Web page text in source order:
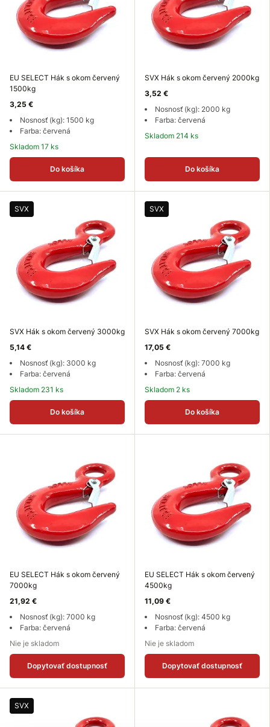
EU SELECT Hák s okom červený
1500kg
3,25 €
Nosnosť (kg): 1500 kg
Farba: červená
Skladom 17 ks
Do košíka
SVX Hák s okom červený 2000kg
3,52 €
Nosnosť (kg): 2000 kg
Farba: červená
Skladom 214 ks
Do košíka
SVX
SVX Hák s okom červený 3000kg
5,14 €
Nosnosť (kg): 3000 kg
Farba: červená
Skladom 231 ks
Do košíka
SVX
SVX Hák s okom červený 7000kg
17,05 €
Nosnosť (kg): 7000 kg
Farba: červená
Skladom 2 ks
Do košíka
EU SELECT Hák s okom červený
7000kg
21,92 €
Nosnosť (kg): 7000 kg
Farba: červená
Nie je skladom
Dopytovať dostupnosť
EU SELECT Hák s okom červený
4500kg
11,09 €
Nosnosť (kg): 4500 kg
Farba: červená
Nie je skladom
Dopytovať dostupnosť
SVX